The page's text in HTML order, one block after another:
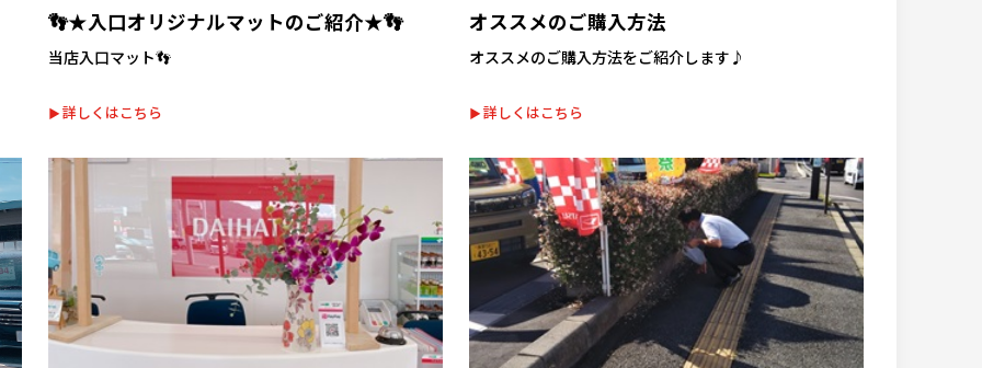
👣★入口オリジナルマットのご紹介★👣
当店入口マット👣
詳しくはこちら
オススメのご購入方法
オススメのご購入方法をご紹介します♪
詳しくはこちら